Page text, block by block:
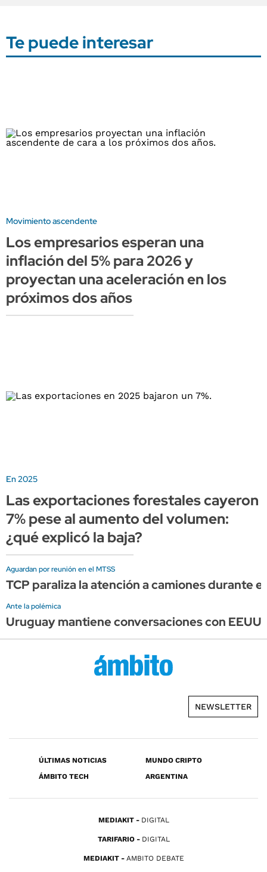
Te puede interesar
Movimiento ascendente
Los empresarios esperan una
inflación del 5% para 2026 y
proyectan una aceleración en los
próximos dos años
En 2025
Las exportaciones forestales cayeron
7% pese al aumento del volumen:
¿qué explicó la baja?
Aguardan por reunión en el MTSS
TCP paraliza la atención a camiones durante
Ante la polémica
Uruguay mantiene conversaciones con
NEWSLETTER
ÚLTIMAS NOTICIAS
MUNDO CRIPTO
ÁMBITO TECH
ARGENTINA
MEDIAKIT DIGITAL
TARIFARIO DIGITAL
MEDIAKIT AMBITO DEBATE